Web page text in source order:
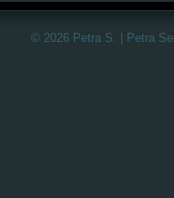
© 2026 Petra S. | Petra